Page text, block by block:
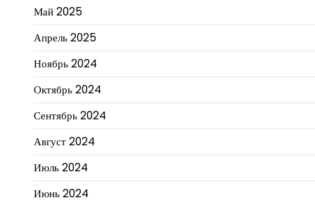
Май 2025
Апрель 2025
Ноябрь 2024
Октябрь 2024
Сентябрь 2024
Август 2024
Июль 2024
Июнь 2024